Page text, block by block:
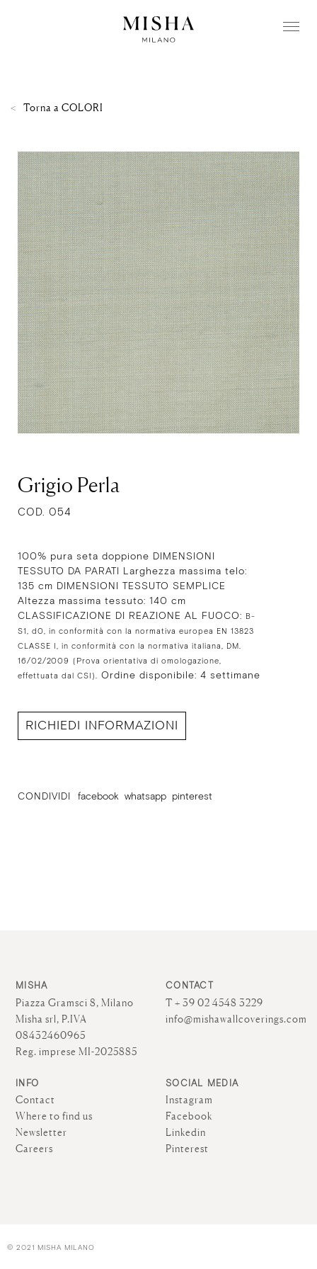
Torna a COLORI
Grigio Perla
COD. 054
100% pura seta doppione DIMENSIONI
TESSUTO DA PARATI Larghezza massima telo:
135 cm DIMENSIONI TESSUTO SEMPLICE
Altezza massima tessuto: 140 cm
CLASSIFICAZIONE DI REAZIONE AL FUOCO: B-
S1, d0, in conformità con la normativa europea EN 13823
CLASSE I, in conformità con la normativa italiana, DM.
16/02/2009 (Prova orientativa di omologazione,
effettuata dal CSI). Ordine disponibile: 4 settimane
RICHIEDI INFORMAZIONI
CONDIVIDI facebook whatsapp pinterest
MISHA
Piazza Gramsci 8, Milano
Misha srl, P.IVA
08432460965
Reg. imprese MI-2025885
CONTACT
T + 39 02 4548 3229
info@mishawallcoverings.com
INFO
Contact
Where to find us
Newsletter
Careers
SOCIAL MEDIA
Instagram
Facebook
Linkedin
Pinterest
© 2021 MISHA MILANO